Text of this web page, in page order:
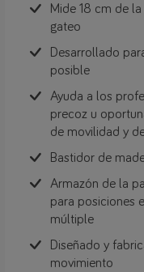
Mide 18 cm de
gateo
Desarrollado
posible
Ayuda a los
precoz u
de movilidad y
Bastidor de
Armazón de la
para posiciones
múltiple
Diseñado y
movimiento